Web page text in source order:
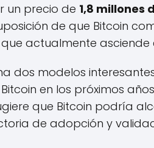
un precio de 1,8 millones
de que Bitcoin
actualmente asciende
dos modelos
en los próximos
que Bitcoin podría
de adopción y